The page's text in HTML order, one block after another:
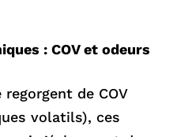
: COV et odeurs
de COV
volatils), ces